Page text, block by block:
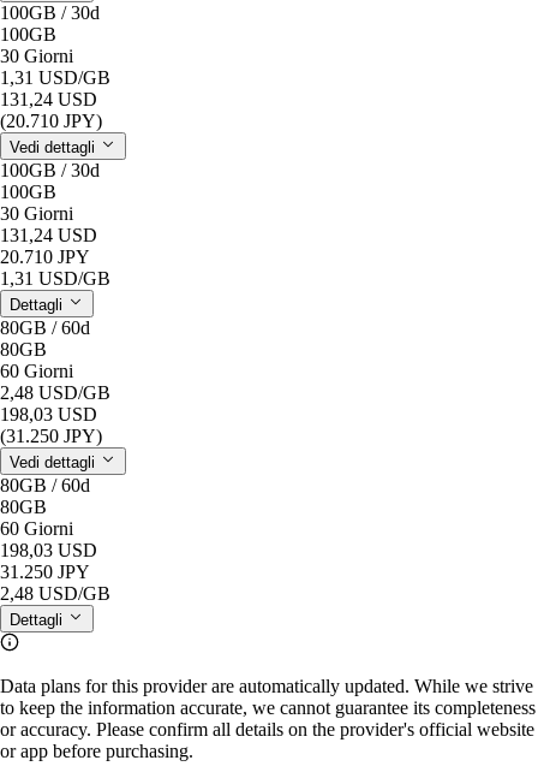
100GB / 30d
100GB
30 Giorni
1,31 USD/GB
131,24 USD
(20.710 JPY)
Vedi dettagli
100GB / 30d
100GB
30 Giorni
131,24 USD
20.710 JPY
1,31 USD/GB
Dettagli
80GB / 60d
80GB
60 Giorni
2,48 USD/GB
198,03 USD
(31.250 JPY)
Vedi dettagli
80GB / 60d
80GB
60 Giorni
198,03 USD
31.250 JPY
2,48 USD/GB
Dettagli
Data plans for this provider are automatically updated. While we strive
to keep the information accurate, we cannot guarantee its completeness
or accuracy. Please confirm all details on the provider's official website
or app before purchasing.